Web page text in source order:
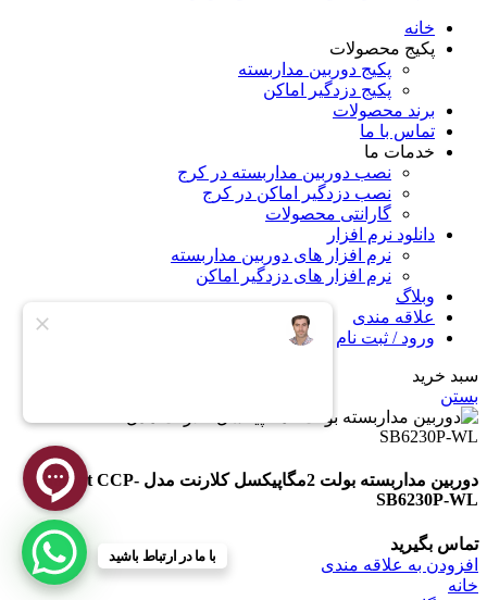
خانه
پکیج محصولات
پکیج دوربین مداربسته
پکیج دزدگیر اماکن
برند محصولات
تماس با ما
خدمات ما
نصب دوربین مداربسته در کرج
نصب دزدگیر اماکن در کرج
گارانتی محصولات
دانلود نرم افزار
نرم افزار های دوربین مداربسته
نرم افزار های دزدگیر اماکن
وبلاگ
علاقه مندی
ورود / ثبت نام
سبد خرید
بستن
دوربین مداربسته بولت 2مگاپیکسل کلارنت مدل Clarent CCP-
SB6230P-WL
تماس بگیرید
افزودن به علاقه مندی
با ما در ارتباط باشید
خانه